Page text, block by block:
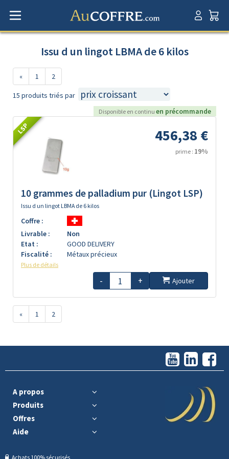
Issu d un lingot LBMA de 6 kilos
« 1 2
15 produits triés par
Disponible en continu en précommande
LSP 456,38 €
prime : 19%
10 grammes de palladium pur (Lingot LSP)
Issu d un lingot LBMA de 6 kilos
Coffre :
Livrable :
Non
Etat :
GOOD DELIVERY
Fiscalité :
Métaux précieux
Plus de détails
- + Ajouter
« 1 2
A propos
Produits
Offres
Aide
Achats 100% sécurisés